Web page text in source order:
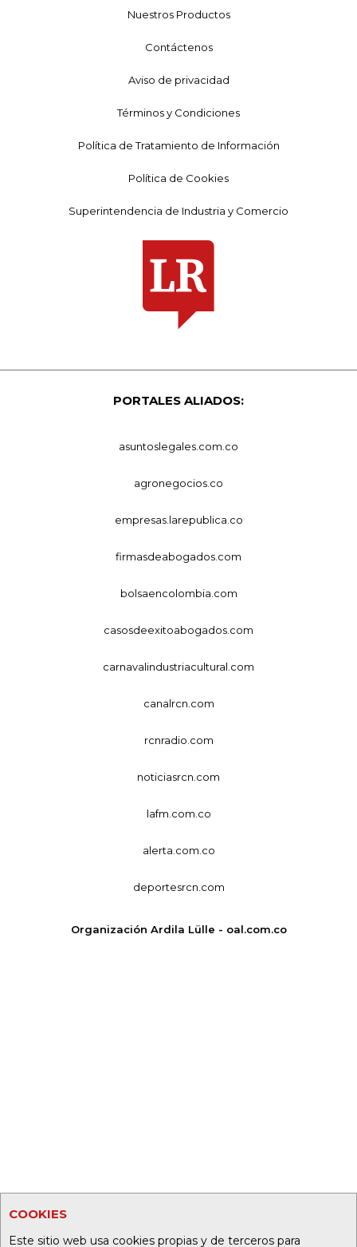
COOKIES
Este sitio web usa cookies propias y de terceros para
Nuestros Productos
Contáctenos
Aviso de privacidad
Términos y Condiciones
Política de Tratamiento de Información
Política de Cookies
Superintendencia de Industria y Comercio
PORTALES ALIADOS:
asuntoslegales.com.co
agronegocios.co
empresas.larepublica.co
firmasdeabogados.com
bolsaencolombia.com
casosdeexitoabogados.com
carnavalindustriacultural.com
canalrcn.com
rcnradio.com
noticiasrcn.com
lafm.com.co
alerta.com.co
deportesrcn.com
Organización Ardila Lülle - oal.com.co